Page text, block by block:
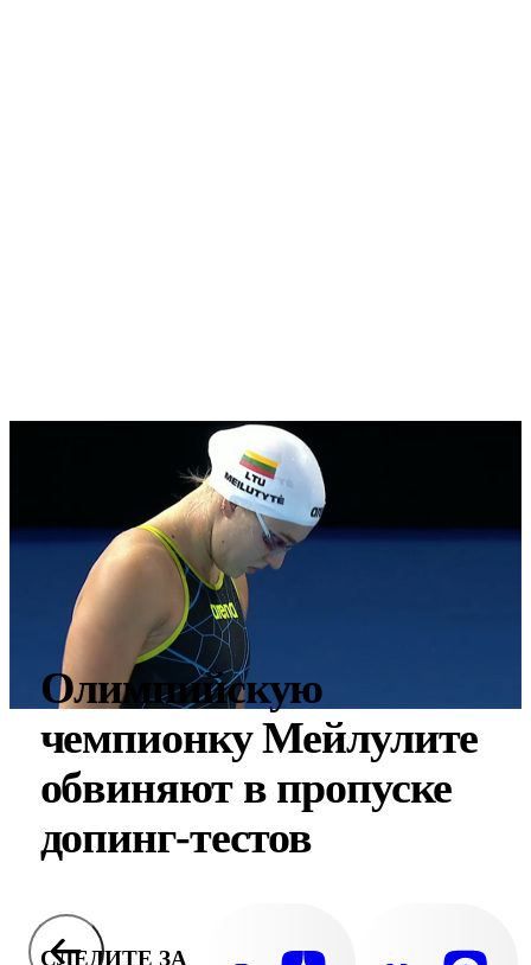
Олимпийскую
чемпионку Мейлулите
обвиняют в пропуске
допинг-тестов
СЛЕДИТЕ ЗА